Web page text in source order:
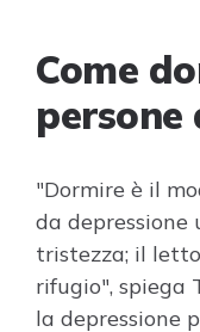
Come
persone
"Dormire è il
da depressione
tristezza; il
rifugio", spiega
la depressione